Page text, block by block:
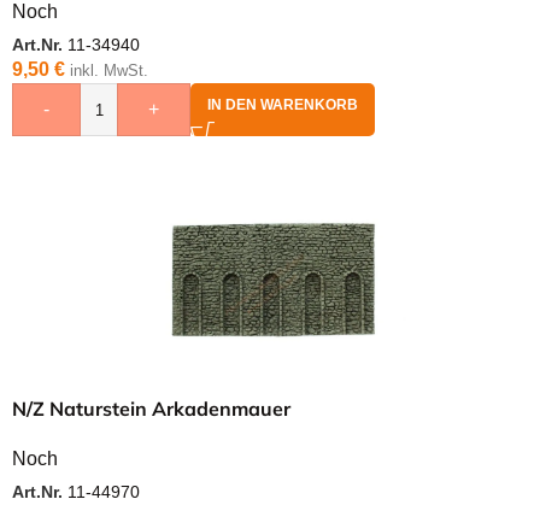
Noch
Art.Nr. 11-34940
9,50 € inkl. MwSt.
- + IN DEN WARENKORB
N/Z Naturstein Arkadenmauer
Noch
Art.Nr. 11-44970